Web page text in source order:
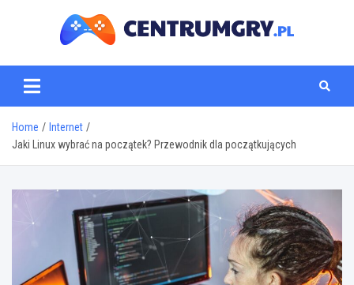
centrumgry.pl
Home
Internet
Jaki Linux wybrać na początek? Przewodnik dla początkujących